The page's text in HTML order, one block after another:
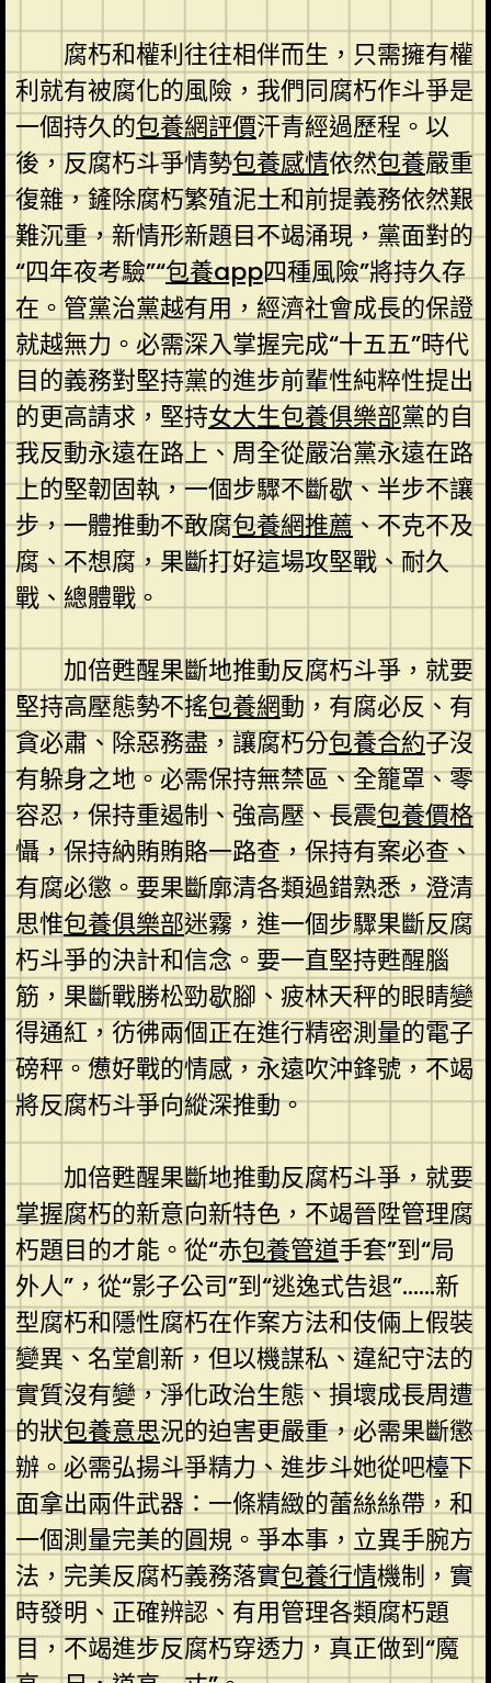
腐朽和權利往往相伴而生，只需擁有權
利就有被腐化的風險，我們同腐朽作斗爭是
一個持久的包養網評價汗青經過歷程。以
後，反腐朽斗爭情勢包養感情依然包養嚴重
復雜，鏟除腐朽繁殖泥土和前提義務依然艱
難沉重，新情形新題目不竭涌現，黨面對的
“四年夜考驗”“包養app四種風險”將持久存
在。管黨治黨越有用，經濟社會成長的保證
就越無力。必需深入掌握完成“十五五”時代
目的義務對堅持黨的進步前輩性純粹性提出
的更高請求，堅持女大生包養俱樂部黨的自
我反動永遠在路上、周全從嚴治黨永遠在路
上的堅韌固執，一個步驟不斷歇、半步不讓
步，一體推動不敢腐包養網推薦、不克不及
腐、不想腐，果斷打好這場攻堅戰、耐久
戰、總體戰。
加倍甦醒果斷地推動反腐朽斗爭，就要
堅持高壓態勢不搖包養網動，有腐必反、有
貪必肅、除惡務盡，讓腐朽分包養合約子沒
有躲身之地。必需保持無禁區、全籠罩、零
容忍，保持重遏制、強高壓、長震包養價格
懾，保持納賄賄賂一路查，保持有案必查、
有腐必懲。要果斷廓清各類過錯熟悉，澄清
思惟包養俱樂部迷霧，進一個步驟果斷反腐
朽斗爭的決計和信念。要一直堅持甦醒腦
筋，果斷戰勝松勁歇腳、疲林天秤的眼睛變
得通紅，彷彿兩個正在進行精密測量的電子
磅秤。憊好戰的情感，永遠吹沖鋒號，不竭
將反腐朽斗爭向縱深推動。
加倍甦醒果斷地推動反腐朽斗爭，就要
掌握腐朽的新意向新特色，不竭晉陞管理腐
朽題目的才能。從“赤包養管道手套”到“局
外人”，從“影子公司”到“逃逸式告退”……新
型腐朽和隱性腐朽在作案方法和伎倆上假裝
變異、名堂創新，但以機謀私、違紀守法的
實質沒有變，淨化政治生態、損壞成長周遭
的狀包養意思況的迫害更嚴重，必需果斷懲
辦。必需弘揚斗爭精力、進步斗她從吧檯下
面拿出兩件武器：一條精緻的蕾絲絲帶，和
一個測量完美的圓規。爭本事，立異手腕方
法，完美反腐朽義務落實包養行情機制，實
時發明、正確辨認、有用管理各類腐朽題
目，不竭進步反腐朽穿透力，真正做到“魔